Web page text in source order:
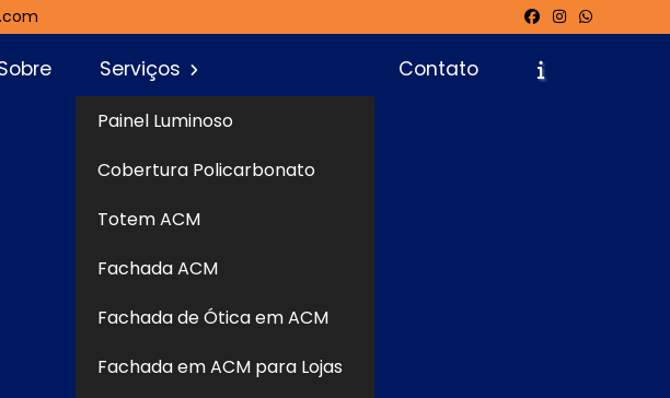
Serviços
Painel Luminoso
Cobertura Policarbonato
Totem ACM
Fachada ACM
Fachada de Ótica em ACM
Fachada em ACM para Lojas
Contato
Solicite um Orçamento
e excelente
Informações